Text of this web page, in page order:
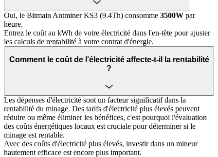
Oui, le Bitmain Antminer KS3 (9.4Th) consomme 3500W par
heure.
Entrez le coût au kWh de votre électricité dans l'en-tête pour ajuster
les calculs de rentabilité à votre contrat d'énergie.
Comment le coût de l'électricité affecte-t-il la rentabilité
?
Les dépenses d'électricité sont un facteur significatif dans la
rentabilité du minage. Des tarifs d'électricité plus élevés peuvent
réduire ou même éliminer les bénéfices, c'est pourquoi l'évaluation
des coûts énergétiques locaux est cruciale pour déterminer si le
minage est rentable.
Avec des coûts d'électricité plus élevés, investir dans un mineur
hautement efficace est encore plus important.